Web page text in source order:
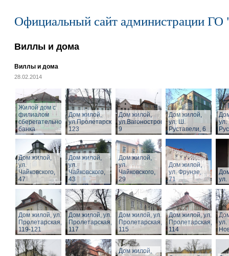
Официальный сайт администрации ГО
Виллы и дома
Виллы и дома
28.02.2014
Жилой дом с
филиалом
сберегательного
банка
Дом жилой,
ул.Пролетарская,
123
Дом жилой,
ул.Вагоностроительная,
9
Дом жилой,
ул. Ш.
Руставели, 6
Дом жилой,
ул.
Чайковского,
47
Дом жилой,
ул.
Чайковского,
43
Дом жилой,
ул.
Чайковского,
29
Дом жилой,
ул. Фрунзе,
71
ул.
Дом жилой, ул.
Пролетарская,
119-121
Дом жилой, ул.
Пролетарская,
117
Дом жилой, ул.
Пролетарская,
115
Дом жилой, ул.
Пролетарская,
114
Дом жилой,